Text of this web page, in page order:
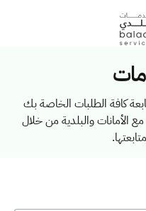
كافة الطلبات الخاصة بك
مع الأمانات والبلدية من خلال